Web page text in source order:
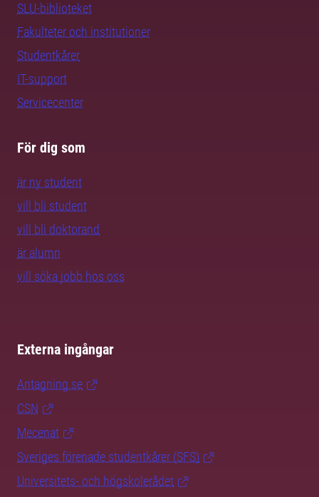
SLU-biblioteket
Fakulteter och institutioner
Studentkårer
IT-support
Servicecenter
För dig som
är ny student
vill bli student
vill bli doktorand
är alumn
vill söka jobb hos oss
Externa ingångar
Antagning.se
CSN
Mecenat
Sveriges förenade studentkårer (SFS)
Universitets- och högskolerådet